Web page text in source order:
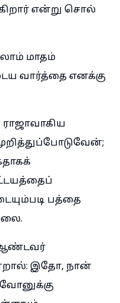
என்று சொல்
மாதம்
வார்த்தை எனக்கு
ராஜாவாகிய
பத்தை
ஆண்டவர்
இதோ, நான்